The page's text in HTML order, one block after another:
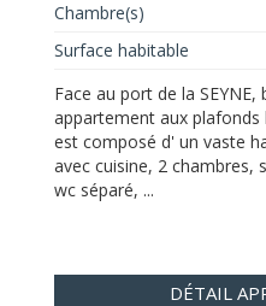
Chambre(s)
Surface habitable
Face au port de la
appartement aux plafonds
est composé d' un vaste
avec cuisine, 2 chambres,
wc séparé, ...
DÉTAIL